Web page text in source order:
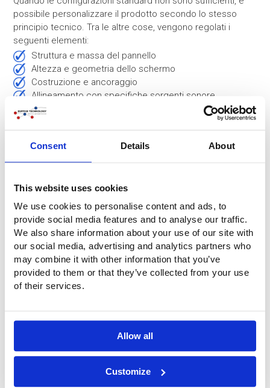
Consent Details About
This website uses cookies
We use cookies to personalise content and ads, to
provide social media features and to analyse our traffic.
We also share information about your use of our site with
our social media, advertising and analytics partners who
may combine it with other information that you’ve
provided to them or that they’ve collected from your use
of their services.
Allow all
Customize
possibile personalizzare il prodotto secondo lo stesso
principio tecnico. Tra le altre cose, vengono regolati i
seguenti elementi:
struttura e massa del pannello
altezza e geometria dello schermo
costruzione e ancoraggio
allineamento con specifiche sorgenti sonore
Ulteriori informazioni su questo argomento sono disponibili
alla pagina:
Applicazioni tipiche
Le barriere antirumore gonfiabili mobili vengono utilizzate in
una varietà di situazioni in cui è necessaria una riduzione
temporanea del rumore, come ad esempio:
progetti di costruzione e infrastrutture
installazioni industriali temporanee
Applicazioni per settore